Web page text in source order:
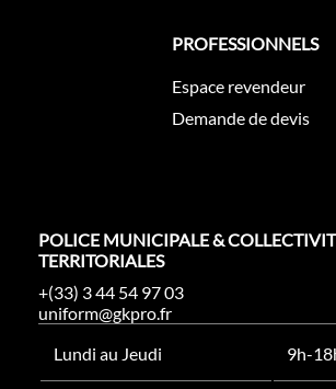
PROFESSIONNELS
Espace revendeur
Demande de devis
POLICE MUNICIPALE &
TERRITORIALES
+(33) 3 44 54 97 03
uniform@gkpro.fr
Lundi au Jeudi
9h-